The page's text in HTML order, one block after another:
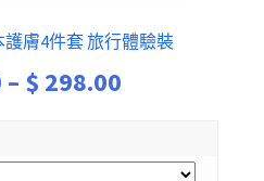
護膚4件套 旅行體驗裝
– $ 298.00
$ 68.00